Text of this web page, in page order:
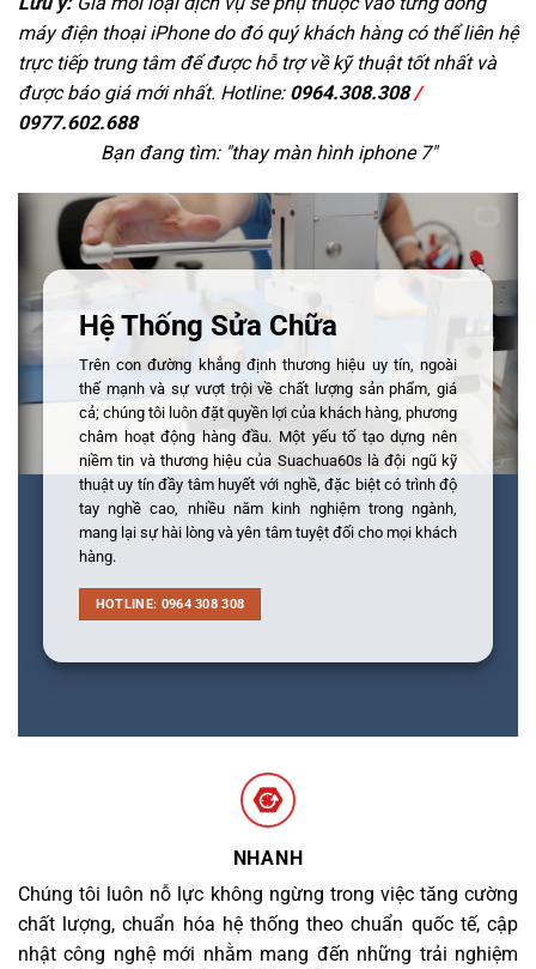
máy điện thoại iPhone do đó quý khách hàng có thể liên hệ
trực tiếp trung tâm để được hỗ trợ về kỹ thuật tốt nhất và
được báo giá mới nhất. Hotline: 0964.308.308/
0977.602.688
Bạn đang tìm: "thay màn hình iphone 7"
Hệ Thống Sửa Chữa
Trên con đường khẳng định thương hiệu uy tín, ngoài
thế mạnh và sự vượt trội về chất lượng sản phẩm, giá
cả; chúng tôi luôn đặt quyền lợi của khách hàng, phương
châm hoạt động hàng đầu. Một yếu tố tạo dựng nên
niềm tin và thương hiệu của Suachua60s là đội ngũ kỹ
thuật uy tín đầy tâm huyết với nghề, đặc biệt có trình độ
tay nghề cao, nhiều năm kinh nghiệm trong ngành,
mang lại sự hài lòng và yên tâm tuyệt đối cho mọi khách
hàng.
HOTLINE: 0964 308 308
NHANH
Chúng tôi luôn nỗ lực không ngừng trong việc tăng cường
chất lượng, chuẩn hóa hệ thống theo chuẩn quốc tế, cập
nhật công nghệ mới nhằm mang đến những trải nghiệm